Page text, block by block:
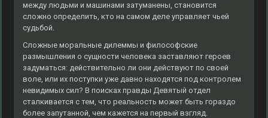
между людьми и машинами затуманены, становится
сложно определить, кто на самом деле управляет чьей
судьбой.
Сложные моральные дилеммы и философские
размышления о сущности человека заставляют героев
задуматься: действительно ли они действуют по своей
воле, или их поступки уже давно находятся под контролем
невидимых сил? В поисках правды Девятый отдел
сталкивается с тем, что реальность может быть гораздо
более запутанной, чем кажется на первый взгляд.